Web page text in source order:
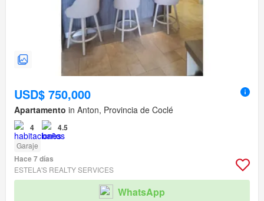
USD$ 750,000
Apartamento in Anton, Provincia de Coclé
4 4.5
Garaje
Hace 7 días
ESTELA'S REALTY SERVICES
WhatsApp